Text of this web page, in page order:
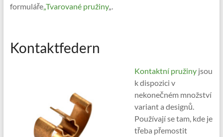
formuláře„Tvarované pružiny„.
Kontaktfedern
Kontaktní pružinyjsou
k dispozici v
nekonečném množství
variant a designů.
Používají se tam, kde je
třeba přemostit